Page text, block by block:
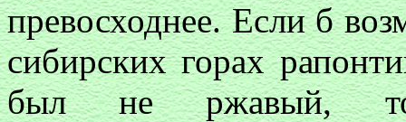
превосходнее. Если б
сибирских горах
был не ржавый,